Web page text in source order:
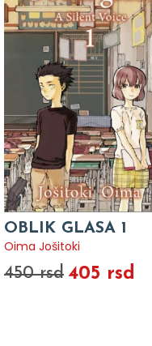
OBLIK GLASA 1
Oima Jošitoki
450 rsd 405 rsd